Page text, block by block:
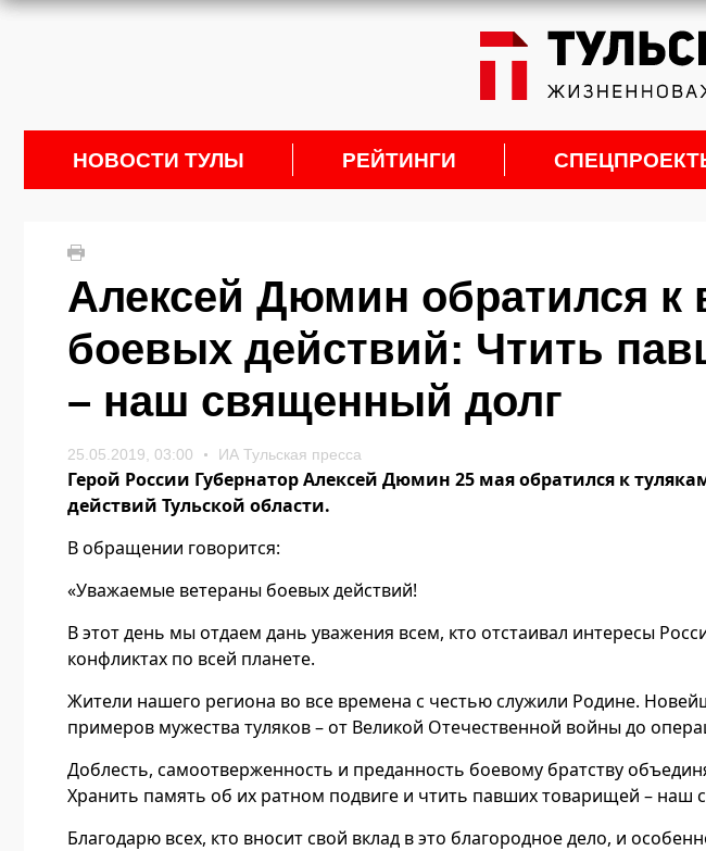
НОВОСТИ ТУЛЫ РЕЙТИНГИ
Алексей Дюмин обратился к
боевых действий: Чтить
– наш священный долг
25.05.2019, 03:00 ИА Тульская пресса
Герой России Губернатор Алексей Дюмин 25 мая обратился к
действий Тульской области.
В обращении говорится:
«Уважаемые ветераны боевых действий!
В этот день мы отдаем дань уважения всем, кто отстаивал интересы
конфликтах по всей планете.
Жители нашего региона во все времена с честью служили Родине.
примеров мужества туляков – от Великой Отечественной войны до
Доблесть, самоотверженность и преданность боевому братству
Хранить память об их ратном подвиге и чтить павших товарищей – наш
Благодарю всех, кто вносит свой вклад в это благородное дело, и